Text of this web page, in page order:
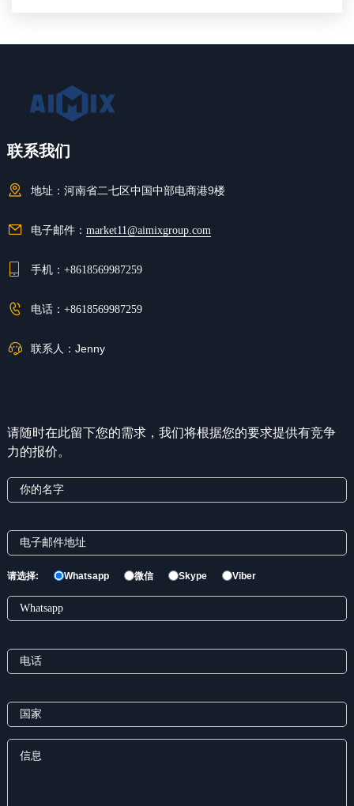
联系我们
地址： 河南省二七区中国中部电商港9楼
电子邮件： market11@aimixgroup.com
手机： +8618569987259
电话： +8618569987259
联系人： Jenny
请随时在此留下您的需求，我们将根据您的要求提供有竞争
力的报价。
请选择: Whatsapp 微信 Skype Viber